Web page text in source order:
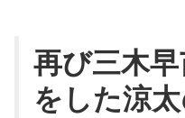
再び三木
をした涼